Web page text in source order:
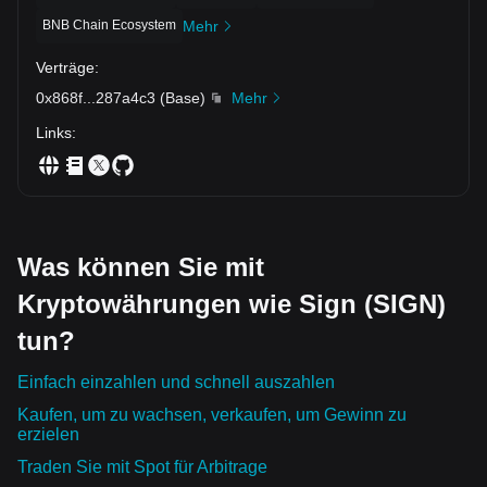
BNB Chain Ecosystem Mehr
Verträge:
0x868f
287a4c3 (Base)
Mehr
Links:
Was können Sie mit
Kryptowährungen wie Sign (SIGN)
tun?
Einfach einzahlen und schnell auszahlen
Kaufen, um zu wachsen, verkaufen, um Gewinn zu
erzielen
Traden Sie mit Spot für Arbitrage